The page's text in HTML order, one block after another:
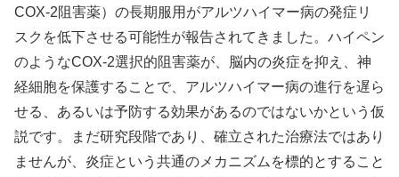
COX-2阻害薬）の長期服用がアルツハイマー病の発症リ
スクを低下させる可能性が報告されてきました。ハイペン
のようなCOX-2選択的阻害薬が、脳内の炎症を抑え、神
経細胞を保護することで、アルツハイマー病の進行を遅ら
せる、あるいは予防する効果があるのではないかという仮
説です。まだ研究段階であり、確立された治療法ではあり
ませんが、炎症という共通のメカニズムを標的とすること